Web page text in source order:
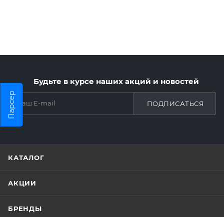
Парсер
Будьте в курсе наших акций и новостей
ПОДПИСАТЬСЯ
КАТАЛОГ
АКЦИИ
БРЕНДЫ